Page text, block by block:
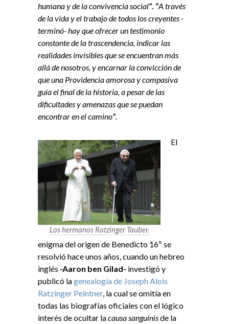
humana y de la convivencia social”. “A través
de la vida y el trabajo de todos los creyentes -
terminó- hay que ofrecer un testimonio
constante de la trascendencia, indicar las
realidades invisibles que se encuentran más
allá de nosotros, y encarnar la convicción de
que una Providencia amorosa y compasiva
guía el final de la historia, a pesar de las
dificultades y amenazas que se puedan
encontrar en el camino”.
Los hermanos Ratzinger Tauber.
El
enigma del origen de Benedicto 16º se
resolvió hace unos años, cuando un hebreo
inglés -Aaron ben Gilad- investigó y
publicó lagenealogía de Joseph Alois
Ratzinger Peintner, la cual se omitía en
todas las biografías oficiales con el lógico
interés de ocultar lacausa sanguinisde la